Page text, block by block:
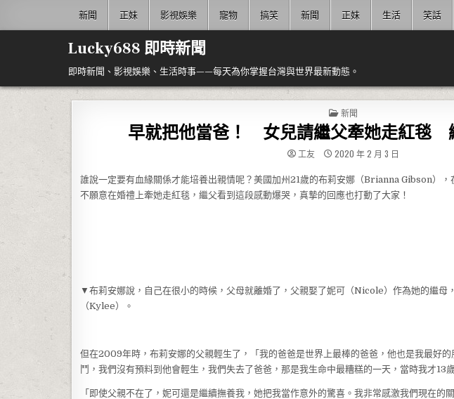
新聞 正妹 影視娛樂 寵物 搞笑 新聞 正妹 生活 笑話
Lucky688 即時新聞
即時新聞、影視娛樂、生活時事——每天為你掌握台灣與世界最新動態。
POSTED IN
新聞
早就把他當爸！ 女兒請繼父牽她走紅毯
工友 2020 年 2 月 3 日
誰說一定要有血緣關係才能培養出親情呢？美國加州21歲的布莉安娜（Brianna Gibson）
不願意在婚禮上牽她走紅毯，繼父看到這段感動爆哭，真摯的回應也打動了大家！
▼布莉安娜說，自己在很小的時候，父母就離婚了，父親娶了妮可（Nicole）作為她的繼母
（Kylee）。
但在2009年時，布莉安娜的父親輕生了，「我的爸爸是世界上最棒的爸爸，他也是我最好
鬥，我們沒有預料到他會輕生，我們失去了爸爸，那是我生命中最糟糕的一天，當時我才13
「即使父親不在了，妮可還是繼續撫養我，她把我當作意外的驚喜。我非常感激我們現在的